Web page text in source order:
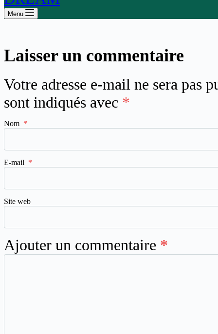
Menu
Laisser un commentaire
Votre adresse e-mail ne sera pas
sont indiqués avec *
Nom *
E-mail *
Site web
Ajouter un commentaire *